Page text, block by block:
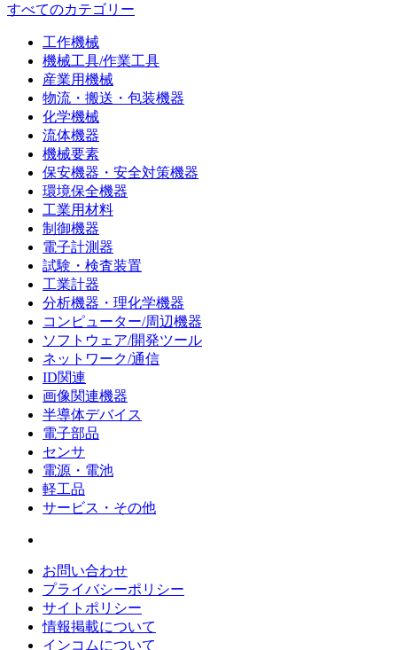
すべてのカテゴリー
工作機械
機械工具/作業工具
産業用機械
物流・搬送・包装機器
化学機械
流体機器
機械要素
保安機器・安全対策機器
環境保全機器
工業用材料
制御機器
電子計測器
試験・検査装置
工業計器
分析機器・理化学機器
コンピューター/周辺機器
ソフトウェア/開発ツール
ネットワーク/通信
ID関連
画像関連機器
半導体デバイス
電子部品
センサ
電源・電池
軽工品
サービス・その他
お問い合わせ
プライバシーポリシー
サイトポリシー
情報掲載について
インコムについて